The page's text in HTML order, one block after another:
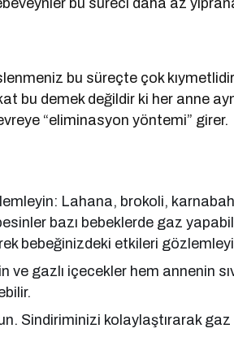
bu süreci daha az
bu süreçte çok
bu demek değildir ki her anne
“eliminasyon yöntemi” girer.
Lahana, brokoli,
bazı bebeklerde gaz
bebeğinizdeki etkileri
ve gazlı içecekler hem annenin
Sindiriminizi kolaylaştırarak